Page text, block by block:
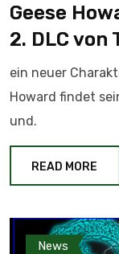
Geese
2. DLC von
ein neuer
Howard findet
und.
READ MORE
News